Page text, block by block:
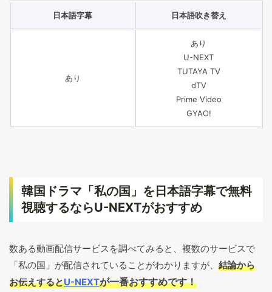
日本語字幕 日本語吹き替え
あり
あり
U-NEXT
TUTAYA TV
dTV
Prime Video
GYAO!
韓国ドラマ「私の国」を日本語字幕で無料
視聴するならU-NEXTがおすすめ
数ある動画配信サービスを調べてみると、複数のサービスで
「私の国」が配信されていることがわかりますが、 結論から
お伝えするとU-NEXTが一番おすすめです！